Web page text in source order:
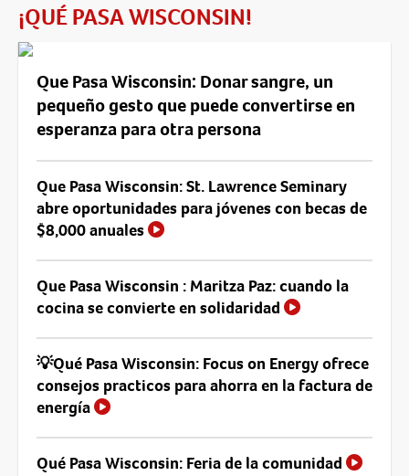
¡QUÉ PASA WISCONSIN!
Que Pasa Wisconsin: Donar sangre, un
pequeño gesto que puede convertirse en
esperanza para otra persona
Que Pasa Wisconsin: St. Lawrence Seminary
abre oportunidades para jóvenes con becas de
$8,000 anuales
Que Pasa Wisconsin : Maritza Paz: cuando la
cocina se convierte en solidaridad
💡Qué Pasa Wisconsin: Focus on Energy ofrece
consejos practicos para ahorra en la factura de
energía
Qué Pasa Wisconsin: Feria de la comunidad